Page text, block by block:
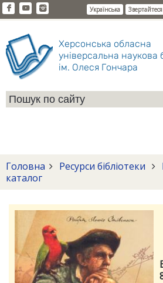
Українська Звертайтеся
Херсонська обласна
універсальна наукова
ім. Олеся Гончара
Головна Ресурси бібліотеки
каталог